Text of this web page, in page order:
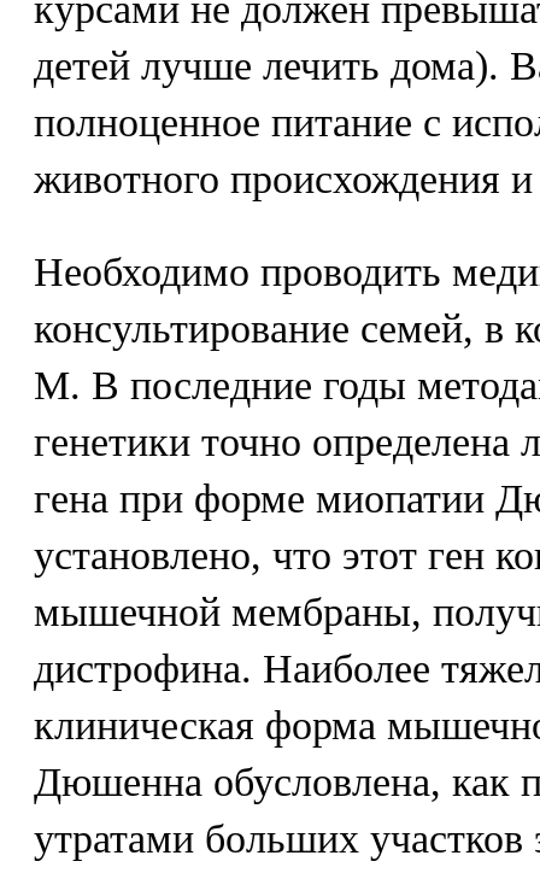
курсами не должен
детей лучше лечить дома).
полноценное питание с
животного происхождения
Необходимо проводить
консультирование семей, в
М. В последние годы
генетики точно определена
гена при форме миопатии
установлено, что этот ген
мышечной мембраны,
дистрофина. Наиболее
клиническая форма
Дюшенна обусловлена, как
утратами больших